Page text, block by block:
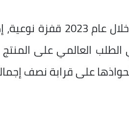
العالمي على
على قرابة نصف